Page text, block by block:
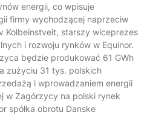
energii, co wpisuje
firmy wychodzącej naprzeciw
Kolbeinstveit, starszy wiceprezes
i rozwoju rynków w Equinor.
będzie produkować 61 GWh
zużyciu 31 tys. polskich
i wprowadzaniem energii
w Zagórzycy na polski rynek
spółka obrotu Danske